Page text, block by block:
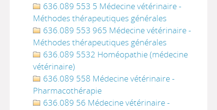
636.089 553 5 Médecine vétérinaire -
Méthodes thérapeutiques générales
636.089 553 965 Médecine vétérinaire -
Méthodes thérapeutiques générales
636.089 5532 Homéopathie (médecine
vétérinaire)
636.089 558 Médecine vétérinaire -
Pharmacothérapie
636.089 56 Médecine vétérinaire -